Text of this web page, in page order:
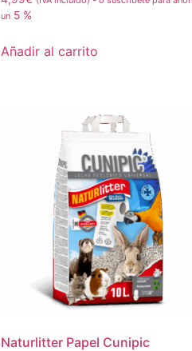
un 5 %
Añadir al carrito
Naturlitter Papel Cunipic